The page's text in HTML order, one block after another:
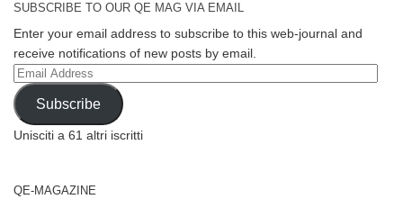
SUBSCRIBE TO OUR QE MAG VIA EMAIL
Enter your email address to subscribe to this web-journal and
receive notifications of new posts by email.
Email
Address
Subscribe
Unisciti a 61 altri iscritti
QE-MAGAZINE